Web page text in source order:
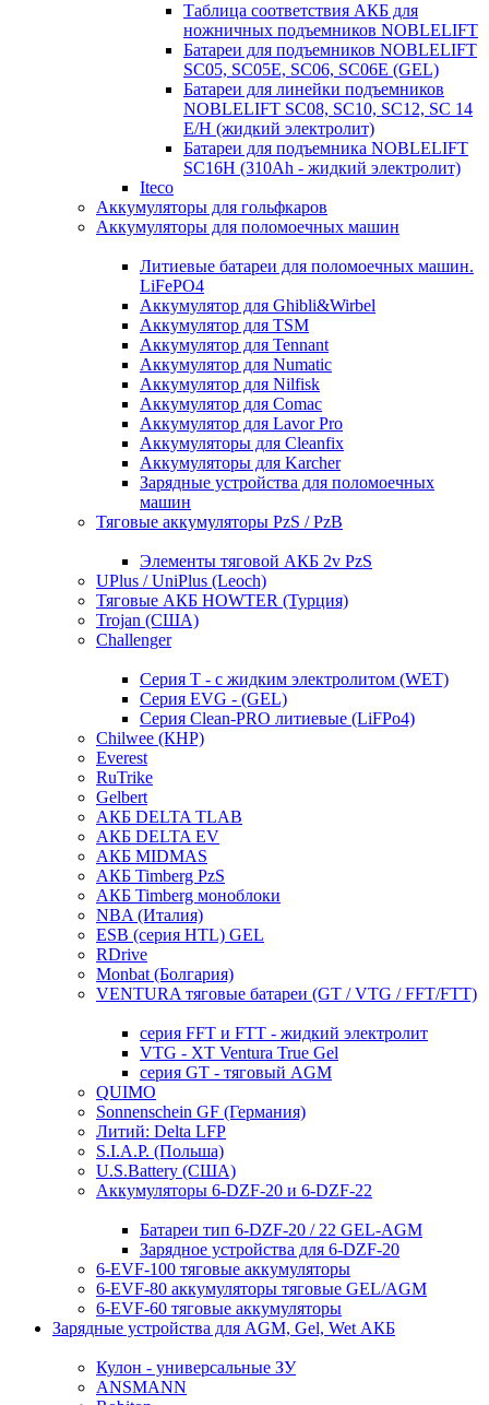
Таблица соответствия АКБ для
ножничных подъемников NOBLELIFT
Батареи для подъемников NOBLELIFT
SC05, SC05E, SC06, SC06E (GEL)
Батареи для линейки подъемников
NOBLELIFT SC08, SC10, SC12, SC 14
E/H (жидкий электролит)
Батареи для подъемника NOBLELIFT
SC16H (310Ah - жидкий электролит)
Iteco
Аккумуляторы для гольфкаров
Аккумуляторы для поломоечных машин
Литиевые батареи для поломоечных машин.
LiFePO4
Аккумулятор для Ghibli&Wirbel
Аккумулятор для TSM
Аккумулятор для Tennant
Аккумулятор для Numatic
Аккумулятор для Nilfisk
Аккумулятор для Comac
Аккумулятор для Lavor Pro
Аккумуляторы для Cleanfix
Аккумуляторы для Karcher
Зарядные устройства для поломоечных
машин
Тяговые аккумуляторы PzS / PzB
Элементы тяговой АКБ 2v PzS
UPlus / UniPlus (Leoch)
Тяговые АКБ HOWTER (Турция)
Trojan (США)
Challenger
Серия T - с жидким электролитом (WET)
Серия EVG - (GEL)
Серия Clean-PRO литиевые (LiFPo4)
Chilwee (КНР)
Everest
RuTrike
Gelbert
АКБ DELTA TLAB
АКБ DELTA EV
АКБ MIDMAS
АКБ Timberg PzS
АКБ Timberg моноблоки
NBA (Италия)
ESB (серия HTL) GEL
RDrive
Monbat (Болгария)
VENTURA тяговые батареи (GT / VTG / FFT/FTT)
серия FFT и FTT - жидкий электролит
VTG - XT Ventura True Gel
серия GT - тяговый AGM
QUIMO
Sonnenschein GF (Германия)
Литий: Delta LFP
S.I.A.P. (Польша)
U.S.Battery (США)
Аккумуляторы 6-DZF-20 и 6-DZF-22
Батареи тип 6-DZF-20 / 22 GEL-AGM
Зарядное устройства для 6-DZF-20
6-EVF-100 тяговые аккумуляторы
6-EVF-80 аккумуляторы тяговые GEL/AGM
6-EVF-60 тяговые аккумуляторы
Зарядные устройства для AGM, Gel, Wet АКБ
Кулон - универсальные ЗУ
ANSMANN